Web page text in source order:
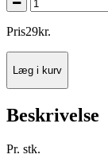
Pris29kr.
Læg i kurv
Beskrivelse
Pr. stk.